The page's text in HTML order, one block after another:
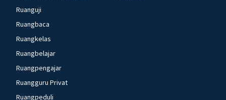
Ruanguji
Ruangbaca
Ruangkelas
Ruangbelajar
Ruangpengajar
Ruangguru Privat
Ruangpeduli